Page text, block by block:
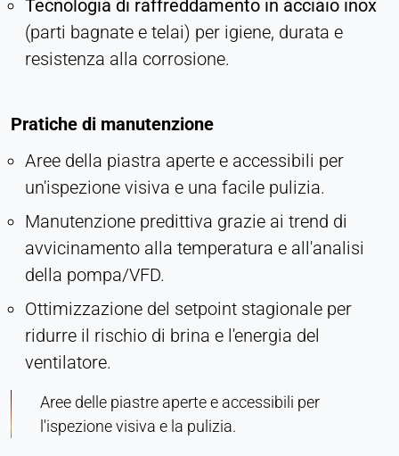
Tecnologia di raffreddamento in acciaio inox
(parti bagnate e telai) per igiene, durata e
resistenza alla corrosione.
Pratiche di manutenzione
Aree della piastra aperte e accessibili per
un'ispezione visiva e una facile pulizia.
Manutenzione predittiva grazie ai trend di
avvicinamento alla temperatura e all'analisi
della pompa/VFD.
Ottimizzazione del setpoint stagionale per
ridurre il rischio di brina e l'energia del
ventilatore.
Aree delle piastre aperte e accessibili per
l'ispezione visiva e la pulizia.